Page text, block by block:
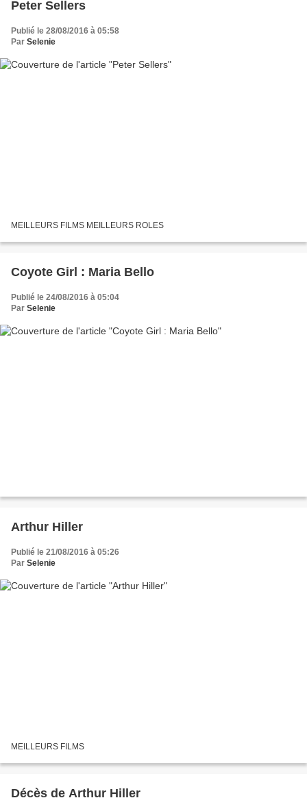
Peter Sellers
Publié le 28/08/2016 à 05:58
Par Selenie
MEILLEURS FILMS MEILLEURS ROLES
Coyote Girl : Maria Bello
Publié le 24/08/2016 à 05:04
Par Selenie
Arthur Hiller
Publié le 21/08/2016 à 05:26
Par Selenie
MEILLEURS FILMS
Décès de Arthur Hiller